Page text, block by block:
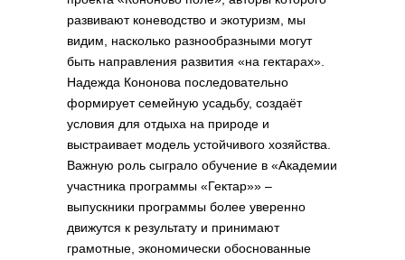
развивают коневодство и экотуризм, мы
видим, насколько разнообразными могут
быть направления развития «на гектарах».
Надежда Кононова последовательно
формирует семейную усадьбу, создаёт
условия для отдыха на природе и
выстраивает модель устойчивого хозяйства.
Важную роль сыграло обучение в «Академии
участника программы «Гектар»» –
выпускники программы более уверенно
движутся к результату и принимают
грамотные, экономически обоснованные